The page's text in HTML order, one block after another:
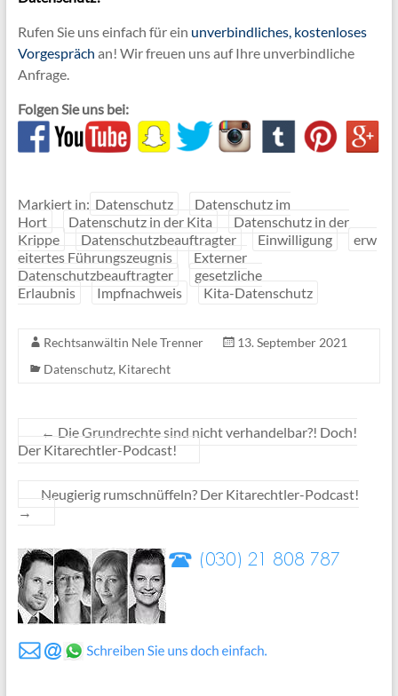
Rufen Sie uns einfach für ein unverbindliches, kostenloses
Vorgespräch an! Wir freuen uns auf Ihre unverbindliche
Anfrage.
Folgen Sie uns bei:
Markiert in: Datenschutz
Datenschutz im
Hort
Datenschutz in der Kita
Datenschutz in der
Krippe
Datenschutzbeauftragter Einwilligung
erw
eitertes Führungszeugnis
Externer
Datenschutzbeauftragter
gesetzliche
Erlaubnis
Impfnachweis Kita-Datenschutz
Rechtsanwältin Nele Trenner
13. September 2021
Datenschutz, Kitarecht
← Die Grundrechte sind nicht verhandelbar?! Doch!
Der Kitarechtler-Podcast!
Neugierig rumschnüffeln? Der Kitarechtler-Podcast!
→